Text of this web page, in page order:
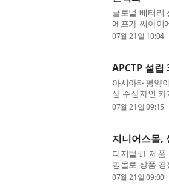
글로벌 배터리
에프가 씨아이
터리 리사이클
07월 21일 10:04
APCTP 설립
아시아태평양
상 수상자인
혔다. 지난 15
07월 21일 09:15
지니어스몰,
디지털·IT 제
핑몰로 상품
상품군에서 한
07월 21일 09:00